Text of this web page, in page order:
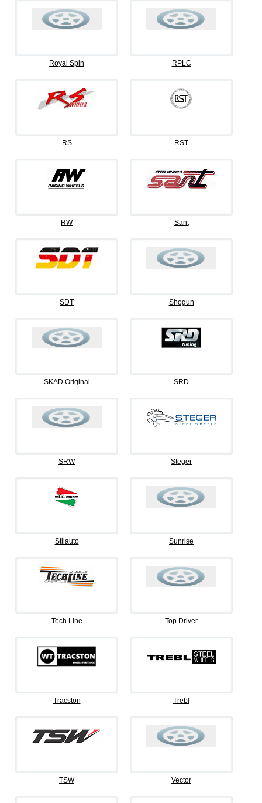
Royal Spin RPLC
RS RST
RW Sant
SDT Shogun
SKAD Original SRD
SRW Steger
Stilauto Sunrise
Tech Line Top Driver
Tracston Trebl
TSW Vector